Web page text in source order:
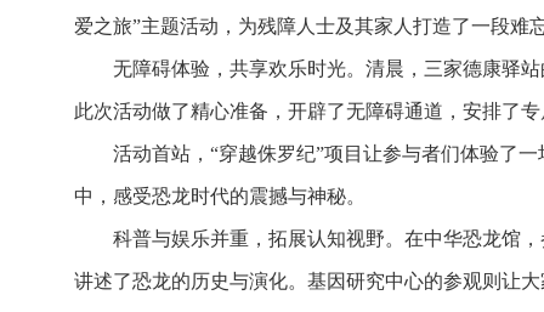
爱之旅”主题活动，为残障人士及其家人打造了一段难
无障碍体验，共享欢乐时光。清晨，三家德康驿
此次活动做了精心准备，开辟了无障碍通道，安排了
活动首站，“穿越侏罗纪”项目让参与者们体验了
中，感受恐龙时代的震撼与神秘。
科普与娱乐并重，拓展认知视野。在中华恐龙馆
讲述了恐龙的历史与演化。基因研究中心的参观则让